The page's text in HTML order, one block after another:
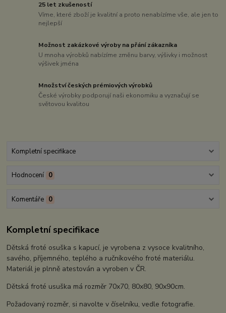
25 let zkušeností
Víme, které zboží je kvalitní a proto nenabízíme vše, ale jen to
nejlepší
Možnost zakázkové výroby na přání zákazníka
U mnoha výrobků nabízíme změnu barvy, výšivky i možnost
výšivek jména
Množství českých prémiových výrobků
České výrobky podporují naši ekonomiku a vyznačují se
světovou kvalitou
Kompletní specifikace
Hodnocení 0
Komentáře 0
Kompletní specifikace
Dětská froté osuška s kapucí, je vyrobena z vysoce kvalitního,
savého, příjemného, teplého a ručníkového froté materiálu.
Materiál je plnně atestován a vyroben v ČR.
Dětská froté usuška má rozměr 70x70, 80x80, 90x90cm.
Požadovaný rozměr, si navolte v číselníku, vedle fotografie.